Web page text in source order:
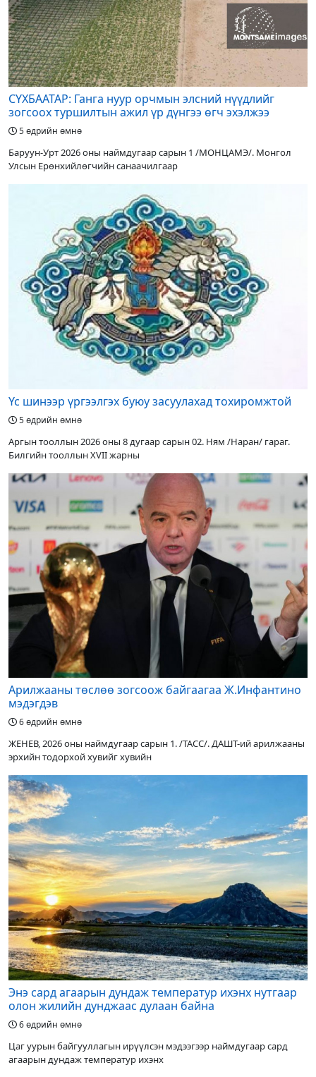
СҮХБААТАР: Ганга нуур орчмын элсний нүүдлийг
зогсоох туршилтын ажил үр дүнгээ өгч эхэлжээ
5 өдрийн өмнө
Баруун-Урт 2026 оны наймдугаар сарын 1 /МОНЦАМЭ/. Монгол
Улсын Ерөнхийлөгчийн санаачилгаар
Үс шинээр үргээлгэх буюу засуулахад тохиромжтой
5 өдрийн өмнө
Аргын тооллын 2026 оны 8 дугаар сарын 02. Ням /Наран/ гараг.
Билгийн тооллын XVII жарны
Арилжааны төслөө зогсоож байгаагаа Ж.Инфантино
мэдэгдэв
6 өдрийн өмнө
ЖЕНЕВ, 2026 оны наймдугаар сарын 1. /ТАСС/. ДАШТ-ий арилжааны
эрхийн тодорхой хувийг хувийн
Энэ сард агаарын дундаж температур ихэнх нутгаар
олон жилийн дунджаас дулаан байна
6 өдрийн өмнө
Цаг уурын байгууллагын ирүүлсэн мэдээгээр наймдугаар сард
агаарын дундаж температур ихэнх